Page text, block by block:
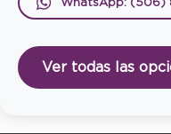
Ver todas las